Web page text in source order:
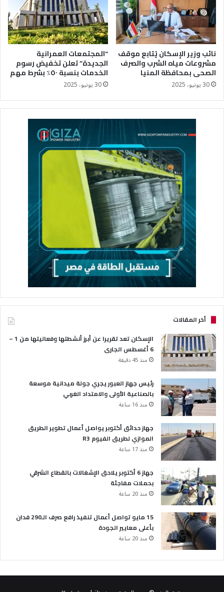
نائب وزير الإسكان يُتابع موقف
مشروعات مياه الشرب والصرف
الصحى بمحافظة المنيا
30 يونيو، 2025
“المجتمعات العمرانية
الجديدة” تعلن تخفيض رسوم
الخدمات بنسبة ٥٠٪؜ بشرط مهم
30 يونيو، 2025
أخر المقالات
الإسكان تعد تقريرا عن أبرز أنشطتها وفعاليتها من 1 –
6 أغسطس الجارى
منذ 45 دقيقة
رئيس جهاز العبور يجري جولة ميدانية موسعة
بالصناعية الأولى والامتداد الغربي
منذ 16 ساعة
جهاز حدائق أكتوبر يواصل أعمال تطوير الطريق
الموازي لطريق الفيوم R3
منذ 17 ساعة
جهاز 6 أكتوبر يلاحق الإشغالات بالقطاع الشرقي
بحملات مفاجئة
منذ 20 ساعة
15 مايو تواصل أعمال تنفيذ رافع صرف الـ290 فدان
بأعلى معايير الجودة
منذ 20 ساعة